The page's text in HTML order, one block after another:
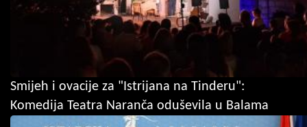
Smijeh i ovacije za "Istrijana na Tinderu":
Komedija Teatra Naranča oduševila u Balama